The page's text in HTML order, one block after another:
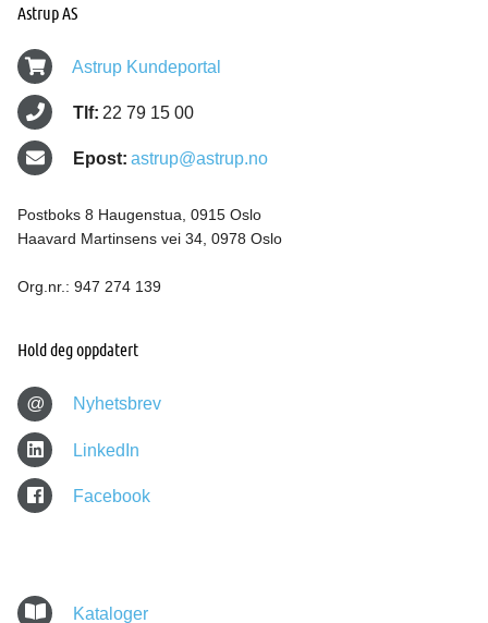
Astrup AS
Astrup Kundeportal
Tlf: 22 79 15 00
Epost: astrup@astrup.no
Postboks 8 Haugenstua, 0915 Oslo
Haavard Martinsens vei 34, 0978 Oslo
Org.nr.: 947 274 139
Hold deg oppdatert
@ Nyhetsbrev
LinkedIn
Facebook
Kataloger